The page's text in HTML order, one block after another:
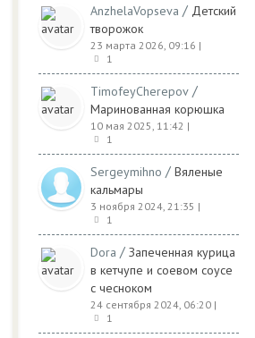
AnzhelaVopseva / Детский
творожок
23 марта 2026, 09:16 |
1
TimofeyCherepov /
Маринованная корюшка
10 мая 2025, 11:42 |
1
Sergeymihno / Вяленые
кальмары
3 ноября 2024, 21:35 |
1
Dora / Запеченная курица
в кетчупе и соевом соусе
с чесноком
24 сентября 2024, 06:20 |
1